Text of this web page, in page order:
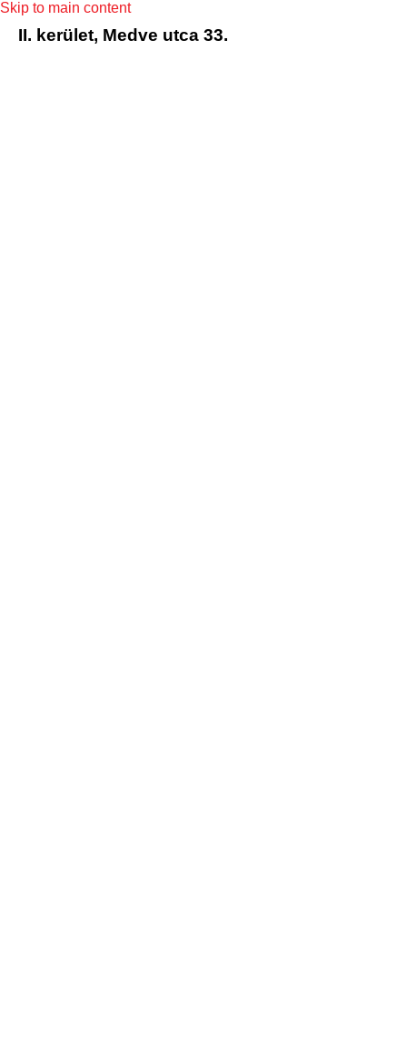
Skip to main content
II. kerület, Medve utca 33.